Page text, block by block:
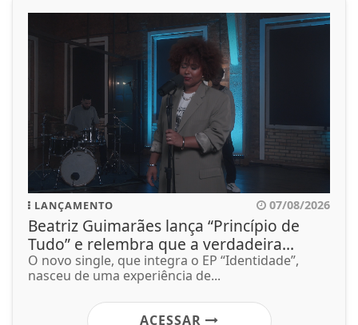
LANÇAMENTO 07/08/2026
Beatriz Guimarães lança “Princípio de
Tudo” e relembra que a verdadeira...
O novo single, que integra o EP “Identidade”,
nasceu de uma experiência de...
ACESSAR